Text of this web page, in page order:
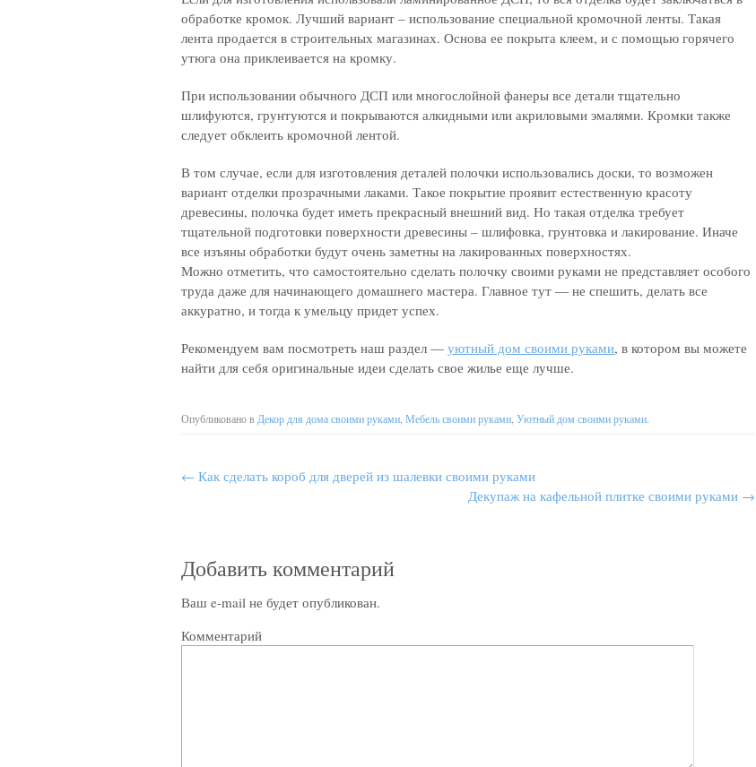
обработке кромок. Лучший вариант – использование специальной кромочной ленты. Такая
лента продается в строительных магазинах. Основа ее покрыта клеем, и с помощью горячего
утюга она приклеивается на кромку.
При использовании обычного ДСП или многослойной фанеры все детали тщательно
шлифуются, грунтуются и покрываются алкидными или акриловыми эмалями. Кромки также
следует обклеить кромочной лентой.
В том случае, если для изготовления деталей полочки использовались доски, то возможен
вариант отделки прозрачными лаками. Такое покрытие проявит естественную красоту
древесины, полочка будет иметь прекрасный внешний вид. Но такая отделка требует
тщательной подготовки поверхности древесины – шлифовка, грунтовка и лакирование. Иначе
все изъяны обработки будут очень заметны на лакированных поверхностях.
Можно отметить, что самостоятельно сделать полочку своими руками не представляет особого
труда даже для начинающего домашнего мастера. Главное тут — не спешить, делать все
аккуратно, и тогда к умельцу придет успех.
Рекомендуем вам посмотреть наш раздел — уютный дом своими руками, в котором вы можете
найти для себя оригинальные идеи сделать свое жилье еще лучше.
Опубликовано в Декор для дома своими руками Мебель своими руками Уютный дом своими руками.
← Как сделать короб для дверей из шалевки своими руками
Декупаж на кафельной плитке своими руками →
Добавить комментарий
Ваш e-mail не будет опубликован.
Комментарий